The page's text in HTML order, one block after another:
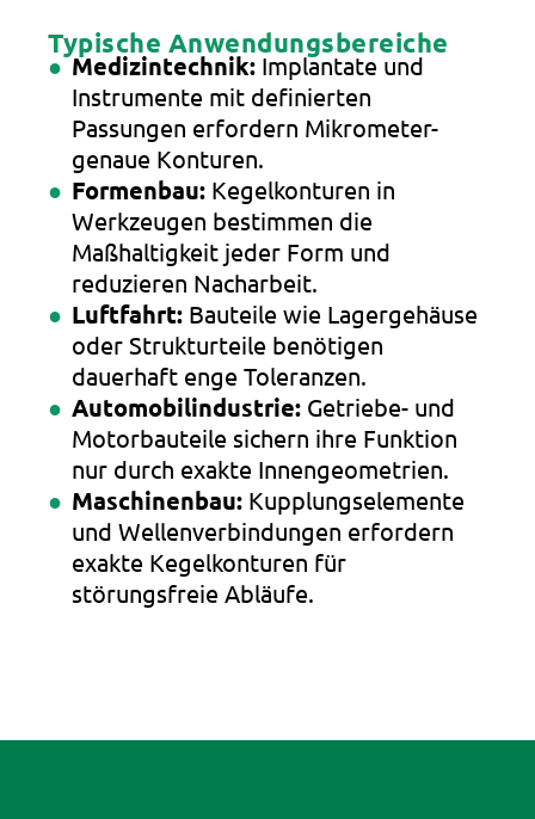
Typische Anwendungsbereiche
Medizintechnik: Implantate und
Instrumente mit definierten
Passungen erfordern Mikrometer-
genaue Konturen.
Formenbau: Kegelkonturen in
Werkzeugen bestimmen die
Maßhaltigkeit jeder Form und
reduzieren Nacharbeit.
Luftfahrt: Bauteile wie Lagergehäuse
oder Strukturteile benötigen
dauerhaft enge Toleranzen.
Automobilindustrie: Getriebe- und
Motorbauteile sichern ihre Funktion
nur durch exakte Innengeometrien.
Maschinenbau: Kupplungselemente
und Wellenverbindungen erfordern
exakte Kegelkonturen für
störungsfreie Abläufe.